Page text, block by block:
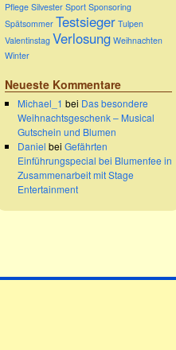
Pflege Silvester Sport Sponsoring
Spätsommer Testsieger Tulpen
Valentinstag Verlosung Weihnachten
Winter
Neueste Kommentare
Michael_1 bei Das besondere
Weihnachtsgeschenk – Musical
Gutschein und Blumen
Daniel bei Gefährten
Einführungspecial bei Blumenfee in
Zusammenarbeit mit Stage
Entertainment